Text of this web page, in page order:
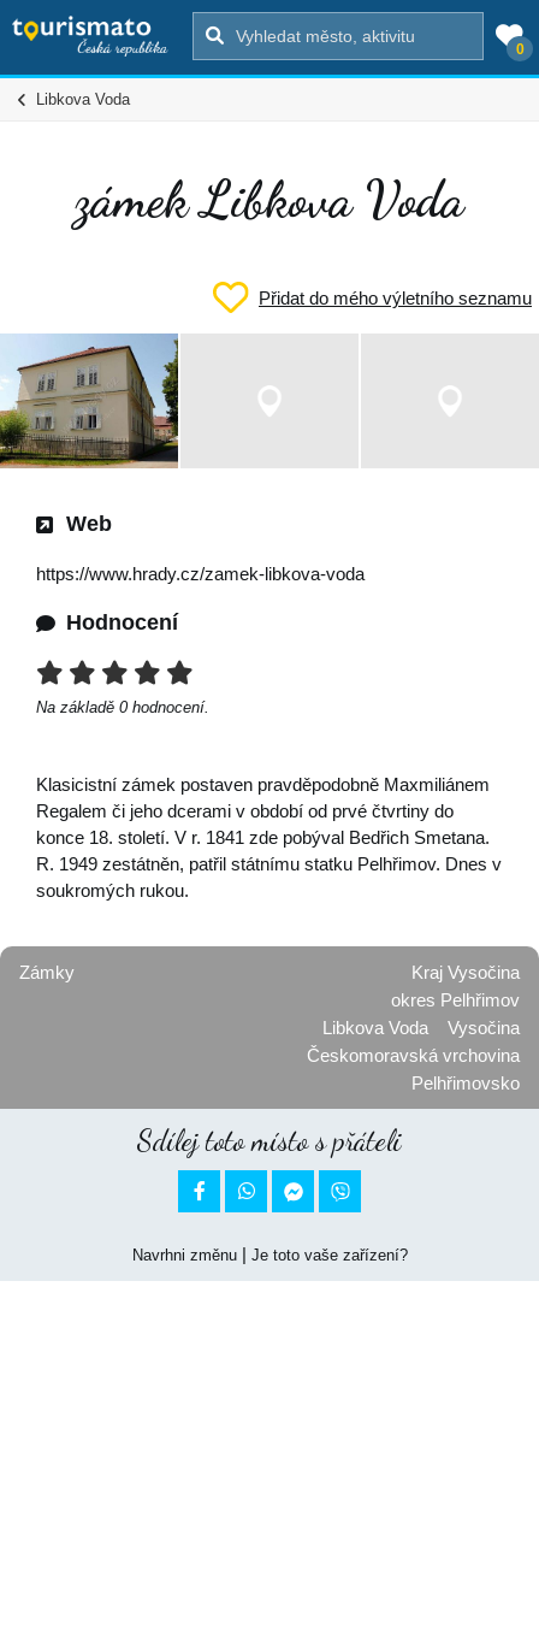
0
Libkova Voda
zámek Libkova Voda
Přidat do mého výletního seznamu
Web
https://www.hrady.cz/zamek-libkova-voda
Hodnocení
Na základě 0 hodnocení.
Klasicistní zámek postaven pravděpodobně Maxmiliánem
Regalem či jeho dcerami v období od prvé čtvrtiny do
konce 18. století. V r. 1841 zde pobýval Bedřich Smetana.
R. 1949 zestátněn, patřil státnímu statku Pelhřimov. Dnes v
soukromých rukou.
Zámky
Kraj Vysočina
okres Pelhřimov
Libkova Voda
Vysočina
Českomoravská vrchovina
Pelhřimovsko
Sdílej toto místo s přáteli
 
Navrhni změnu| Je toto vaše zařízení?